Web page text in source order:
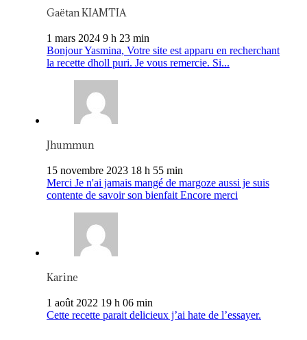
Gaëtan KIAMTIA
1 mars 2024 9 h 23 min
Bonjour Yasmina, Votre site est apparu en recherchant
la recette dholl puri. Je vous remercie. Si...
Jhummun
15 novembre 2023 18 h 55 min
Merci Je n'ai jamais mangé de margoze aussi je suis
contente de savoir son bienfait Encore merci
Karine
1 août 2022 19 h 06 min
Cette recette parait delicieux j’ai hate de l’essayer.